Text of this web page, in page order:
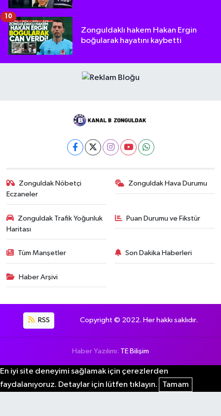
Zonguldaklı hakem Hakan Ergin
boğularak hayatını kaybetti
10
Zonguldak Nöbetçi
Eczaneler
Zonguldak Hava Durumu
Zonguldak Trafik Yoğunluk
Haritası
Puan Durumu ve Fikstür
Tüm Manşetler Son Dakika Haberleri
Haber Arşivi
RSS Copyright © 2022. Her hakkı saklıdır.
Haber Yazılımı: TE Bilişim
En iyi site deneyimi sağlamak için çerezlerden
faydalanıyoruz. Detaylar için lütfen tıklayın.
Tamam